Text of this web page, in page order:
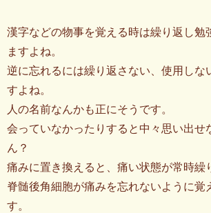
漢字などの物事を覚える時は繰り返し勉
ますよね。
逆に忘れるには繰り返さない、使用しな
すよね。
人の名前なんかも正にそうです。
会っていなかったりすると中々思い出せ
ん？
痛みに置き換えると、痛い状態が常時繰
脊髄後角細胞が痛みを忘れないように覚
す。